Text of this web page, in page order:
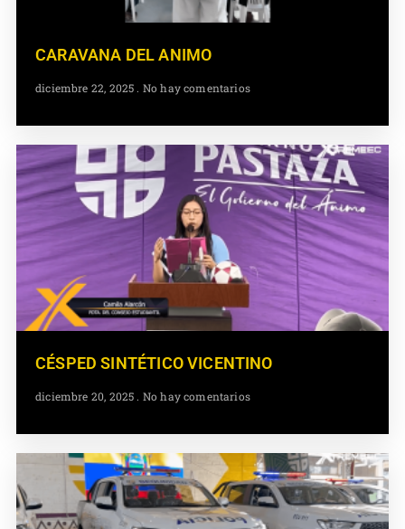
CARAVANA DEL ANIMO
diciembre 22, 2025 No hay comentarios
CÉSPED SINTÉTICO VICENTINO
diciembre 20, 2025 No hay comentarios